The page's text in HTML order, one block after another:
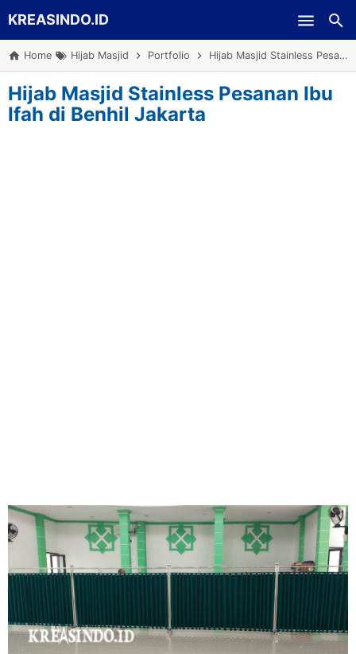
KREASINDO.ID
Home Hijab Masjid Portfolio Hijab Masjid Stainless Pesanan Ibu Ifah di Benhil Jakarta
Hijab Masjid Stainless Pesanan Ibu
Ifah di Benhil Jakarta